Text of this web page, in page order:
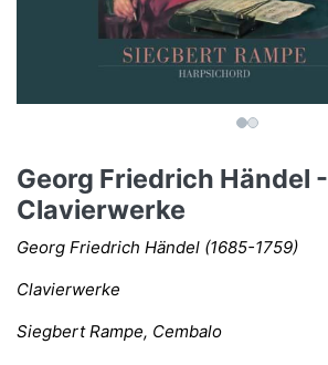
Georg Friedrich Händel -
Clavierwerke
Georg Friedrich Händel (1685-1759)
Clavierwerke
Siegbert Rampe, Cembalo